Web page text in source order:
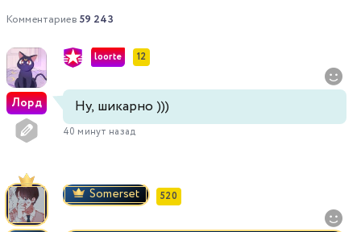
Комментариев 59 243
Лорд
loorte 12
Ну, шикарно )))
40 минут назад
Somerset 520